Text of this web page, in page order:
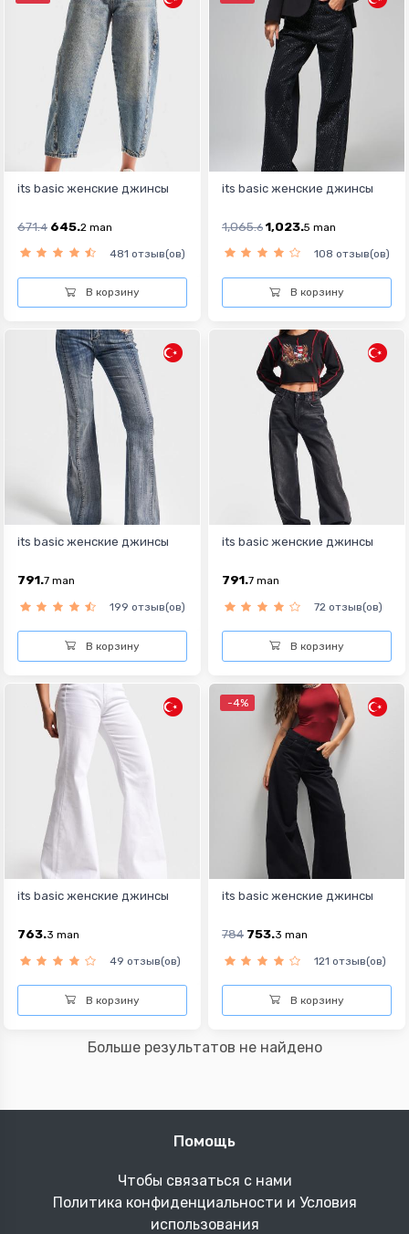
its basic женские джинсы
671.4 645.2 man
481 отзыв(ов)
В корзину
its basic женские джинсы
1,065.6 1,023.5 man
108 отзыв(ов)
В корзину
its basic женские джинсы
791.7 man
199 отзыв(ов)
В корзину
its basic женские джинсы
791.7 man
72 отзыв(ов)
В корзину
its basic женские джинсы
763.3 man
49 отзыв(ов)
В корзину
-4%
its basic женские джинсы
784 753.3 man
121 отзыв(ов)
В корзину
Больше результатов не найдено
Помощь
Чтобы связаться с нами
Политика конфиденциальности и Условия
использования